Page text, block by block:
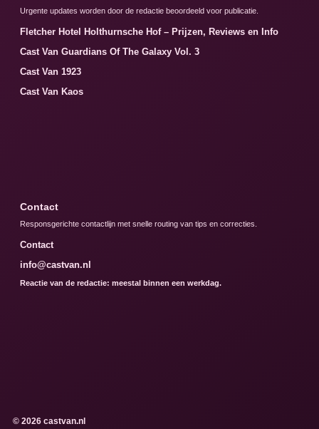
Urgente updates worden door de redactie beoordeeld voor publicatie.
Fletcher Hotel Holthurnsche Hof – Prijzen, Reviews en Info
Cast Van Guardians Of The Galaxy Vol. 3
Cast Van 1923
Cast Van Kaos
Contact
Responsgerichte contactlijn met snelle routing van tips en correcties.
Contact
info@castvan.nl
Reactie van de redactie: meestal binnen een werkdag.
© 2026 castvan.nl